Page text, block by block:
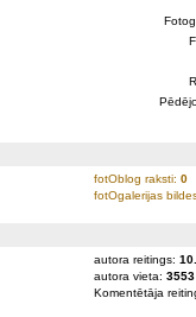
fotOblog raksti: 0
fotOgalerijas
autora reitings:
autora vieta: 3553
Komentētāja